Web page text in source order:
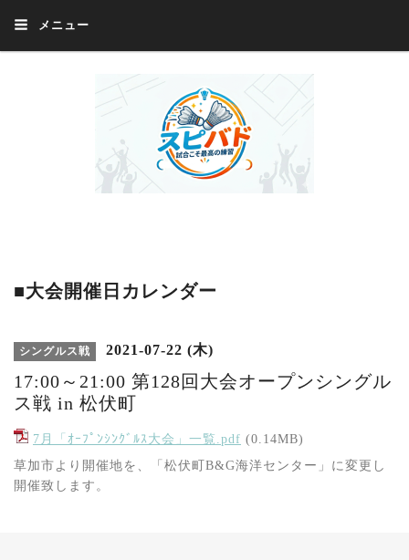
メニュー
■大会開催日カレンダー
シングルス戦 2021-07-22 (木)
17:00～21:00 第128回大会オープンシングル
ス戦 in 松伏町
7月「ｵｰﾌﾟﾝｼﾝｸﾞﾙｽ大会」一覧.pdf (0.14MB)
草加市より開催地を、「松伏町B&G海洋センター」に変更し
開催致します。